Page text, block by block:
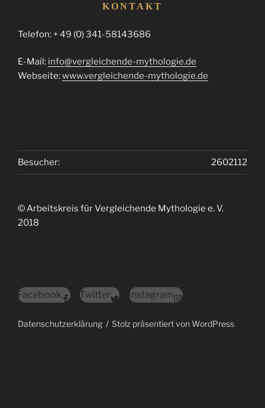
KONTAKT
Telefon: + 49 (0) 341-58143686
E-Mail: info@vergleichende-mythologie.de
Webseite:www.vergleichende-mythologie.de
2602112
Besucher:
© Arbeitskreis für Vergleichende Mythologie e. V.
2018
Facebook Twitter Instagram
Datenschutzerklärung Stolz präsentiert von WordPress